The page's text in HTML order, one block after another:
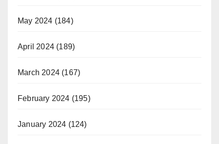
May 2024 (184)
April 2024 (189)
March 2024 (167)
February 2024 (195)
January 2024 (124)